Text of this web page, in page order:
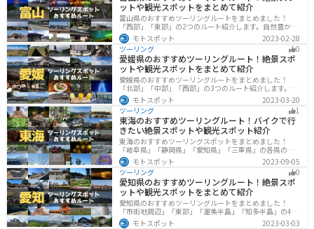
ットや観光スポットをまとめて紹介
富山県のおすすめツーリングルートをまとめました！
「西部」「東部」の2つのルート紹介します。自然豊かな
山と海、温泉が充実しており、美術館などもあるので、
自然を満喫するツーリングができます。バイクで富山県
にツーリングに行く際は参考にしてください。
モトスポット
2023-02-28
ツーリング
0
愛媛県のおすすめツーリングルート！絶景スポ
ットや観光スポットをまとめて紹介
愛媛県のおすすめツーリングルートをまとめました！
「北部」「中部」「西部」の3つのルート紹介します。山
や海といった自然だけでなく、気軽に渡れる島もあり
様々な楽しみ方ができます。バイクで愛媛県にツーリン
グに行く際は参考にしてください。
モトスポット
2023-03-20
ツーリング
1
東海のおすすめツーリングルート！バイクで行
きたい絶景スポットや観光スポット紹介
東海のおすすめツーリングスポットをまとめました！
「岐阜県」「静岡県」「愛知県」「三重県」の各県の観
光地紹介します。自然豊かな山々や湖、温泉地が点在
し、四季折々の景色を楽しめるスポットが多数ありま
す。バイクで東海にツーリングに行く際は参考にしてく
ださい。
モトスポット
2023-09-05
ツーリング
0
愛知県のおすすめツーリングルート！絶景スポ
ットや観光スポットをまとめて紹介
愛知県のおすすめツーリングルートをまとめました！
「市街地周辺」「東部」「渥美半島」「知多半島」の4つ
のルート紹介します。名古屋周辺の栄えたスポットから
モトスポット 2023-03-03